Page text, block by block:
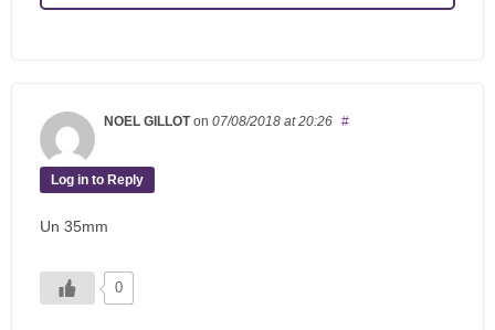
NOEL GILLOTon 07/08/2018 at 20:26 #
Log in to Reply
Un 35mm
0